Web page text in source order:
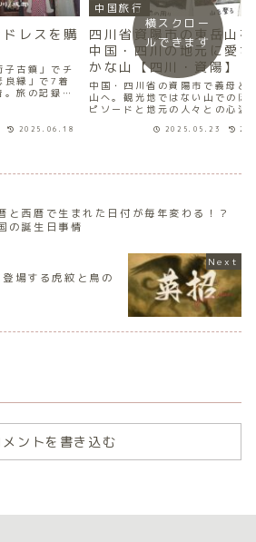
レスを購
子古鎮」でチ
良縁」で7着
旅の記録を
2025.06.18
中国旅行
四川省資陽市の東岳山
中国・四川の地元に愛
かな山【四川・資陽】
中国・四川省の資陽市で義母と
山へ。観光地ではない山でのほ
ピソードと地元の人々との心温
2025.05.23
横スクロー
ルできます
と西暦で生まれた日付が毎年変わる！？
の誕生日事情
場する虎紋と鳥の
メントを書き込む